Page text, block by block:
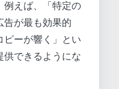
例えば、「特定の
告が最も効果的
ピーが響く」とい
供できるようにな